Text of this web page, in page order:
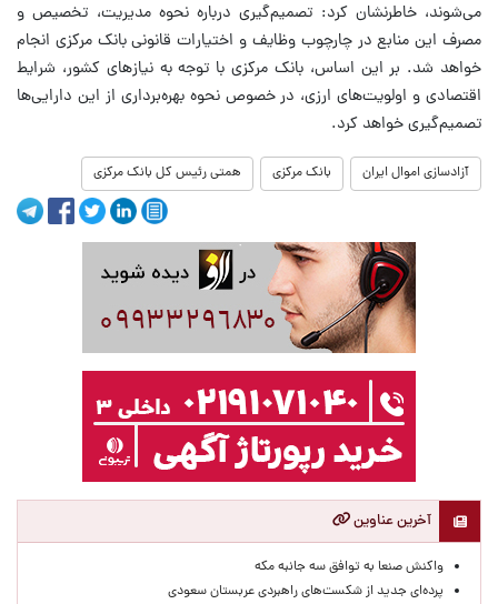
می‌شوند، خاطرنشان کرد: تصمیم‌گیری درباره نحوه مدیریت، تخصیص و
مصرف این منابع در چارچوب وظایف و اختیارات قانونی بانک مرکزی انجام
خواهد شد. بر این اساس، بانک مرکزی با توجه به نیازهای کشور، شرایط
اقتصادی و اولویت‌های ارزی، در خصوص نحوه بهره‌برداری از این دارایی‌ها
تصمیم‌گیری خواهد کرد.
آزادسازی اموال ایران بانک مرکزی همتی رئیس کل بانک مرکزی
آخرین عناوین
واکنش صنعا به توافق سه جانبه مکه
پرده‌ای جدید از شکست‌های راهبردی عربستان سعودی